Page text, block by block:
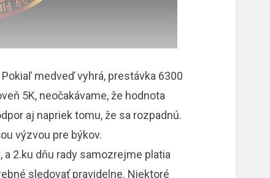
medveď vyhrá, prestávka 6300
5K, neočakávame, že hodnota
aj napriek tomu, že sa rozpadnú.
výzvou pre býkov.
2.ku dňu rady samozrejme platia
sledovať pravidelne. Niektoré